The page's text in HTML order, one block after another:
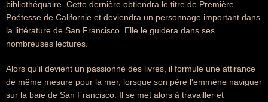
bibliothéquaire. Cette dernière obtiendra le titre de Première
Poétesse de Californie et deviendra un personnage important dans
la littérature de San Francisco. Elle le guidera dans ses
nombreuses lectures.
Alors qu'il devient un passionné des livres, il formule une attirance
de même mesure pour la mer, lorsque son père l'emmène naviguer
sur la baie de San Francisco. Il se met alors à travailler et